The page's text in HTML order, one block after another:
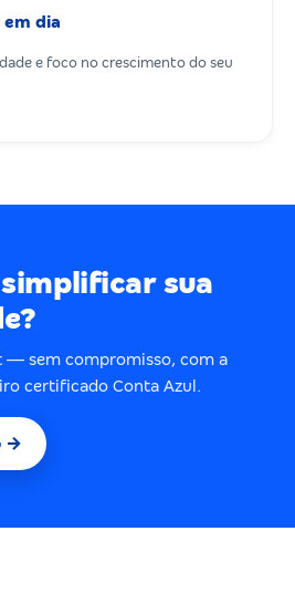
em dia
e foco no crescimento do seu
sua
— sem compromisso, com a
certificado Conta Azul.
→